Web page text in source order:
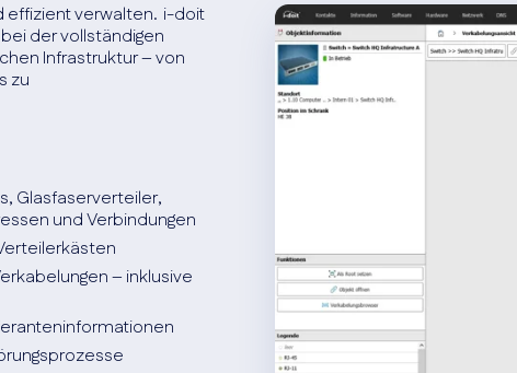
effizient verwalten. i-doit
der vollständigen
Infrastruktur – von
zu
Glasfaserverteiler,
und Verbindungen
– inklusive